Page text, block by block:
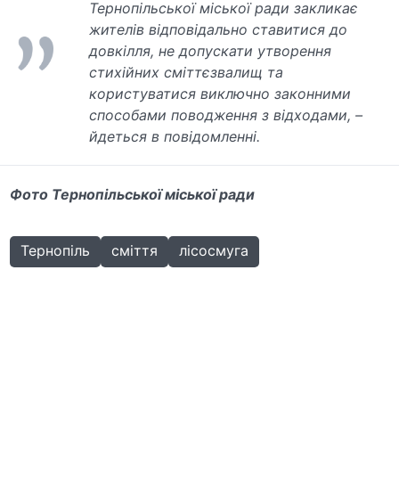
Тернопільської міської ради закликає
жителів відповідально ставитися до
довкілля, не допускати утворення
стихійних сміттєзвалищ та
користуватися виключно законними
способами поводження з відходами, –
йдеться в повідомленні.
Фото Тернопільської міської ради
Тернопіль сміття лісосмуга